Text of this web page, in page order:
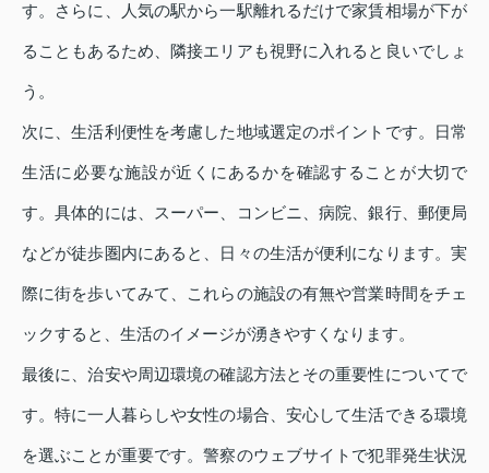
す。さらに、人気の駅から一駅離れるだけで家賃相場が下が
ることもあるため、隣接エリアも視野に入れると良いでしょ
う。
次に、生活利便性を考慮した地域選定のポイントです。日常
生活に必要な施設が近くにあるかを確認することが大切で
す。具体的には、スーパー、コンビニ、病院、銀行、郵便局
などが徒歩圏内にあると、日々の生活が便利になります。実
際に街を歩いてみて、これらの施設の有無や営業時間をチェ
ックすると、生活のイメージが湧きやすくなります。
最後に、治安や周辺環境の確認方法とその重要性についてで
す。特に一人暮らしや女性の場合、安心して生活できる環境
を選ぶことが重要です。警察のウェブサイトで犯罪発生状況